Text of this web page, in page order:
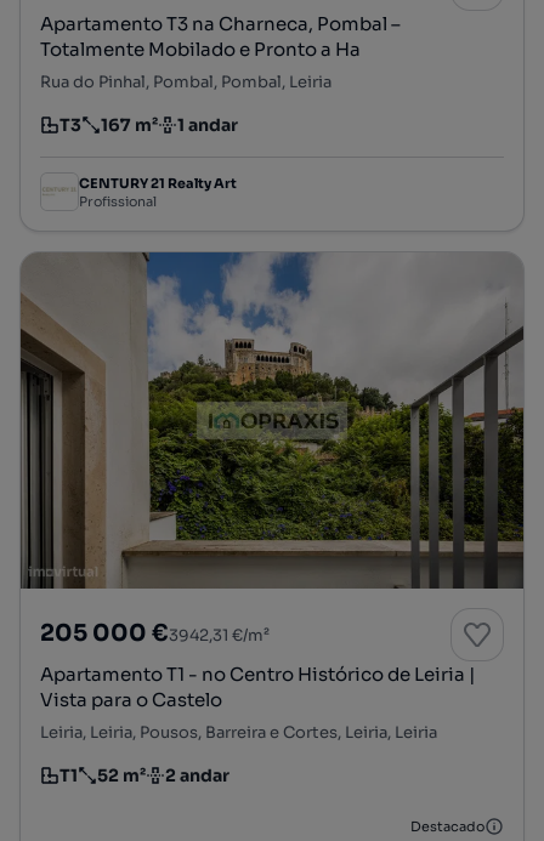
Apartamento T3 na Charneca, Pombal –
Totalmente Mobilado e Pronto a Ha
Rua do Pinhal, Pombal, Pombal, Leiria
Tipologia
T3
Preço por metro quadrado
167 m²
Andar 1 andar
CENTURY 21 Realty Art
Profissional
205 000 €3942,31 €/m²
Apartamento T1 - no Centro Histórico de Leiria |
Vista para o Castelo
Leiria, Leiria, Pousos, Barreira e Cortes, Leiria, Leiria
Tipologia
T1
Preço por metro quadrado
52 m²
Andar 2 andar
Destacado